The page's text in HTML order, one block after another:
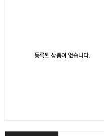
등록된 상품이 없습니다.